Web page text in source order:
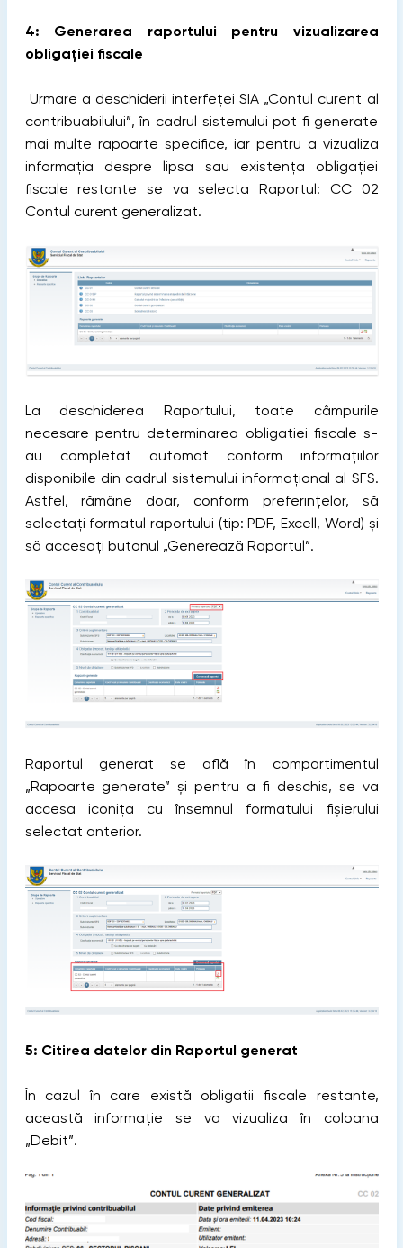
4: Generarea raportului pentru vizualizarea
obligației fiscale
Urmare a deschiderii interfeței SIA „Contul curent al
contribuabilului”, în cadrul sistemului pot fi generate
mai multe rapoarte specifice, iar pentru a vizualiza
informația despre lipsa sau existența obligației
fiscale restante se va selecta Raportul: CC 02
Contul curent generalizat.
La deschiderea Raportului, toate câmpurile
necesare pentru determinarea obligației fiscale s-
au completat automat conform informațiilor
disponibile din cadrul sistemului informațional al SFS.
Astfel, rămâne doar, conform preferințelor, să
selectați formatul raportului (tip: PDF, Excell, Word) și
să accesați butonul „Generează Raportul”.
Raportul generat se află în compartimentul
„Rapoarte generate” și pentru a fi deschis, se va
accesa iconița cu însemnul formatului fișierului
selectat anterior.
5: Citirea datelor din Raportul generat
În cazul în care există obligații fiscale restante,
această informație se va vizualiza în coloana
„Debit”.